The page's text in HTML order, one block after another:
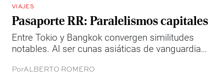
VIAJES
Pasaporte RR: Paralelismos capitales
Entre Tokio y Bangkok convergen similitudes
notables. Al ser cunas asiáticas de vanguardia,
hoteles, restaurantes y bares de la escena
PorALBERTO ROMERO